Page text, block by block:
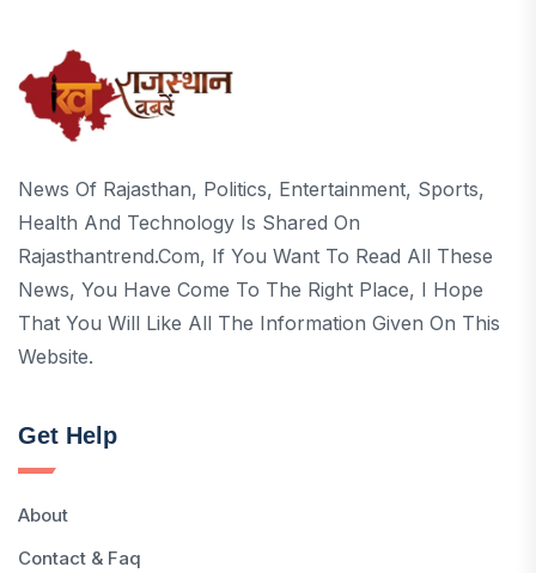
News Of Rajasthan, Politics, Entertainment, Sports,
Health And Technology Is Shared On
Rajasthantrend.com, If You Want To Read All These
News, You Have Come To The Right Place, I Hope
That You Will Like All The Information Given On This
Website.
Get Help
About
Contact & Faq